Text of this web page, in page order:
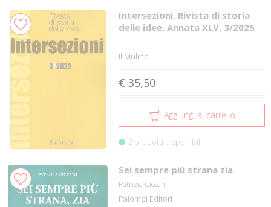
Intersezioni. Rivista di storia
delle idee. Annata XLV. 3/2025
Il Mulino
€ 35,50
Aggiungi al carrello
2 prodotti disponibili
Sei sempre più strana zia
Patrizia Ciccani
Palombi Editori